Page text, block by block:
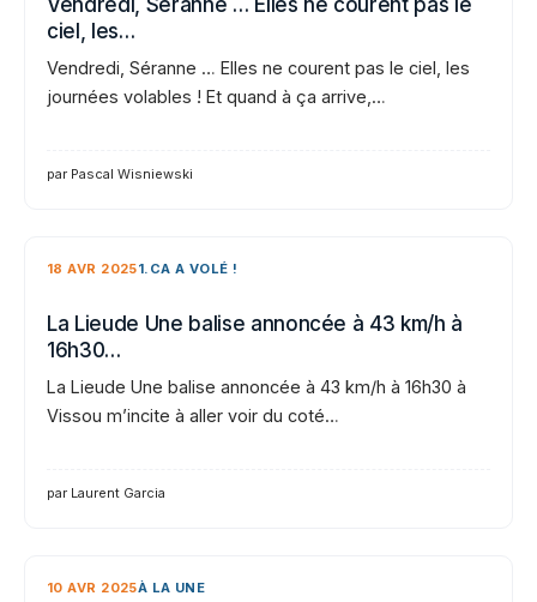
ciel, les…
Vendredi, Séranne … Elles ne courent pas le ciel, les
journées volables ! Et quand à ça arrive,…
par Pascal Wisniewski
18 AVR 20251.CA A VOLÉ !
La Lieude Une balise annoncée à 43 km/h à
16h30…
La Lieude Une balise annoncée à 43 km/h à 16h30 à
Vissou m’incite à aller voir du coté…
par Laurent Garcia
10 AVR 2025À LA UNE